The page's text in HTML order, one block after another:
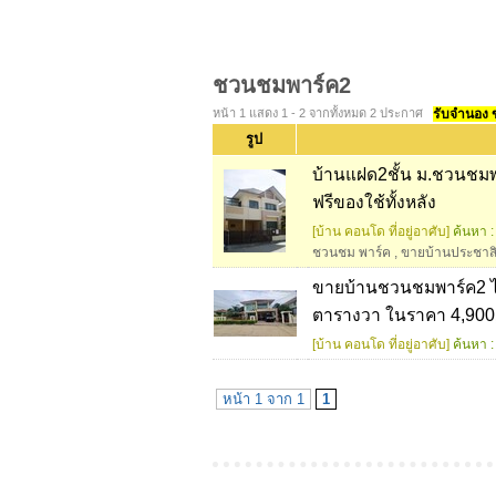
ชวนชมพาร์ค2
หน้า 1 แสดง 1 - 2 จากทั้งหมด 2 ประกาศ รับจำนอง
รูป
บ้านแฝด2ชั้น ม.ชวนชม
ฟรีของใช้ทั้งหลัง
[บ้าน คอนโด ที่อยู่อาศับ] ค้นหา :
ชวนชม พาร์ค , ขายบ้านประชา
ขายบ้านชวนชมพาร์ค2
ตารางวา ในราคา
[บ้าน คอนโด ที่อยู่อาศับ] ค้นหา :
หน้า 1 จาก 1 1